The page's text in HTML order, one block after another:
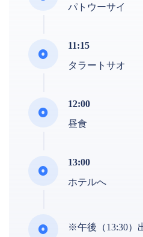
パトウーサイ
11:15
タラートサオ
12:00
昼食
13:00
ホテルへ
※午後（13:30）